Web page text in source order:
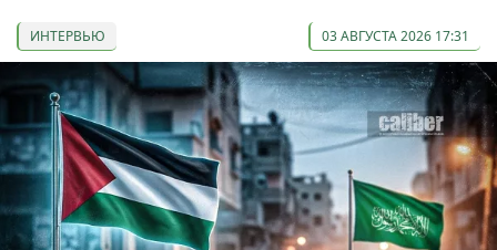
ИНТЕРВЬЮ 03 АВГУСТА 2026 17:31